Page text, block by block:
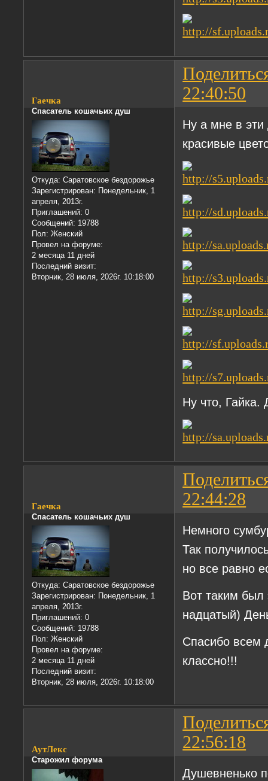
22:40:50
Гаечка
Спасатель кошачьих душ
Откуда: Саратовское бездорожье
Зарегистрирован: Понедельник, 1
апреля, 2013г.
Приглашений: 0
Сообщений: 19788
Пол: Женский
Провел на форуме:
2 месяца 11 дней
Последний визит:
Вторник, 28 июля, 2026г. 10:18:00
Ну а мне в эти
красивые
Ну что, Гайка.
22:44:28
Гаечка
Спасатель кошачьих душ
Откуда: Саратовское бездорожье
Зарегистрирован: Понедельник, 1
апреля, 2013г.
Приглашений: 0
Сообщений: 19788
Пол: Женский
Провел на форуме:
2 месяца 11 дней
Последний визит:
Вторник, 28 июля, 2026г. 10:18:00
Немного
Так
но все равно
Вот таким
надцатый)
Спасибо всем
классно!!!
22:56:18
АутЛекс
Старожил форума
Душевненько